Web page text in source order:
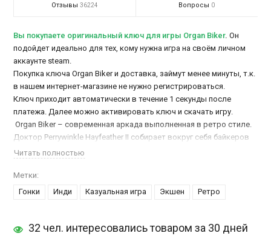
Отзывы 36224 Вопросы 0
Вы покупаете оригинальный ключ для игры Organ Biker. Он
подойдет идеально для тех, кому нужна игра на своём личном
аккаунте steam.
Покупка ключа Organ Biker и доставка, займут менее минуты, т.к.
в нашем интернет-магазине не нужно регистрироваться.
Ключ приходит автоматически в течение 1 секунды после
платежа. Далее можно активировать ключ и скачать игру.
Organ Biker – современная аркада выполненная в ретро стиле.
Доктор Perrywinkle Hayfeather II собирает вокруг себя байкеров
для хорошо оплачиваемой работы. Вам нужно доставить груз и
Несколько уровней со своими уникальными врагами и
саундтреками.
Читать полностью
Метки:
Гонки
Инди Казуальная игра Экшен Ретро
32 чел. интересовались товаром за 30 дней